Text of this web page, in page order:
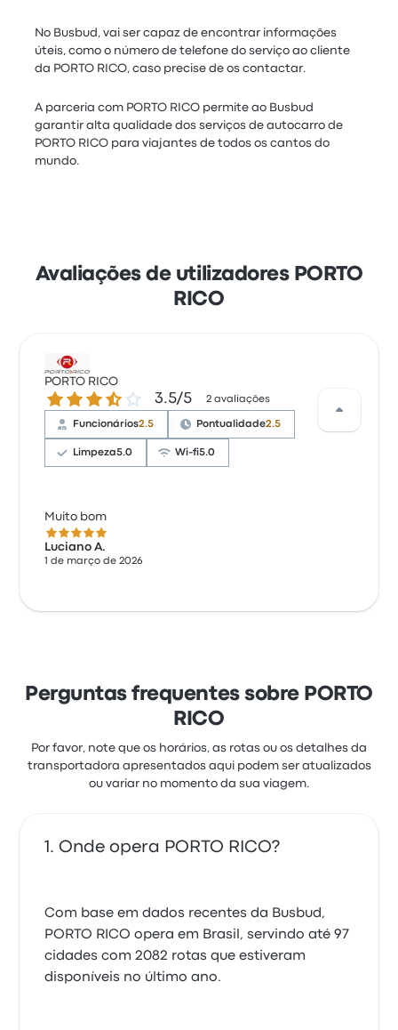
No Busbud, vai ser capaz de encontrar informações
úteis, como o número de telefone do serviço ao cliente
da PORTO RICO, caso precise de os contactar.
A parceria com PORTO RICO permite ao Busbud
garantir alta qualidade dos serviços de autocarro de
PORTO RICO para viajantes de todos os cantos do
mundo.
Avaliações de utilizadores PORTO
RICO
PORTO RICO
3.5 de 5 estrelas 3.5/5 2 avaliações
Funcionários2.5 Pontualidade2.5
Limpeza5.0 Wi-fi5.0
Muito bom
5.0 de 5 estrelas
Luciano A.
1 de março de 2026
Perguntas frequentes sobre PORTO
RICO
Por favor, note que os horários, as rotas ou os detalhes da
transportadora apresentados aqui podem ser atualizados
ou variar no momento da sua viagem.
Onde opera PORTO RICO?
Com base em dados recentes da Busbud,
PORTO RICO opera em Brasil, servindo até 97
cidades com 2082 rotas que estiveram
disponíveis no último ano.